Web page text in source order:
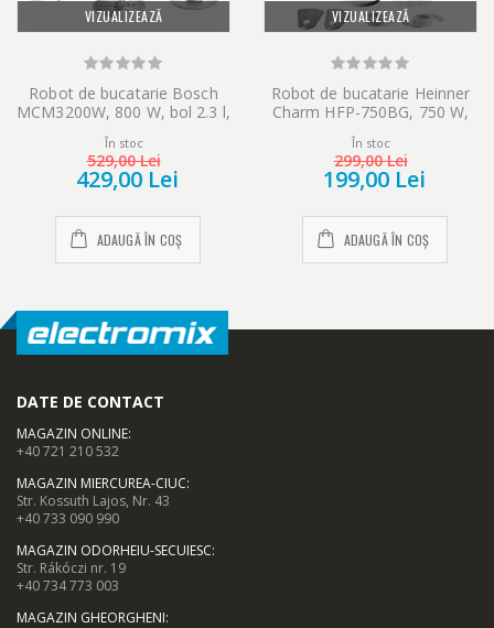
protectie la stropire, cu orificiu de umplere, tava si presa.
ACCESORII INCLUSE
- Spirale pentru framantarea aluatului, teluri pentru batere si
amestecare;
- Blender cu capacitate de 1litru din material plastic;
- Dispozitiv pentru maruntire rapida;
- Masina de tocat carne;
VIZUALIZEAZĂ
Robot de bucatarie Bosch
MCM3200W, 800 W, bol 2.3 l,
blender 1 l, 2 viteze, Alb/Gri
În stoc
529,00 Lei
429,00 Lei
ADAUGĂ ÎN COȘ
VIZUALIZEAZĂ
Robot de bucatarie Heinner
Charm HFP-750BG, 750 W,
Bol 1.2 L, Blender 1.8 L, 4
discuri, Alb/Visiniu
În stoc
299,00 Lei
199,00 Lei
ADAUGĂ ÎN COȘ
DATE DE CONTACT
MAGAZIN ONLINE:
+40 721 210 532
MAGAZIN MIERCUREA-CIUC:
Str. Kossuth Lajos, Nr. 43
+40 733 090 990
MAGAZIN ODORHEIU-SECUIESC:
Str. Rákóczi nr. 19
+40 734 773 003
MAGAZIN GHEORGHENI: